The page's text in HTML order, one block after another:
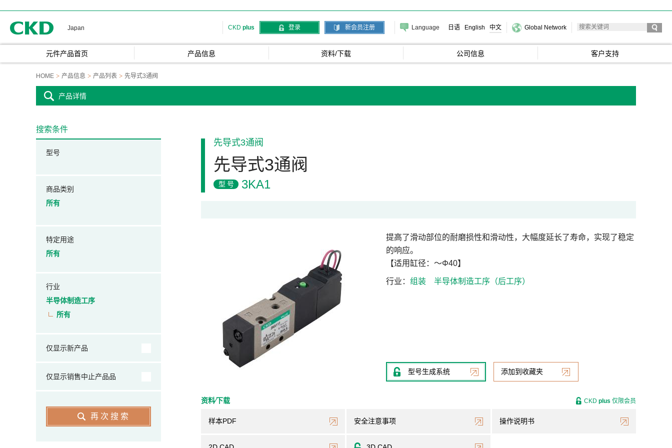
Japan CKD plus 登录 新会员注册 Language 日语 English 中文 Global Network
元件产品首页 产品信息 资料/下载 公司信息 客户支持
HOME 产品信息 产品列表 先导式3通阀
产品详情
先导式3通阀
先导式3通阀
型号 3KA1
提高了滑动部位的耐磨损性和滑动性，大幅度延长了寿命，实现了稳定
的响应。
【适用缸径：～Φ40】
行业 组装 半导体制造工序（后工序）
型号生成系统 添加到收藏夹
资料⁄下载
样本PDF 安全注意事项 操作说明书
CKD plus 仅限会员
搜索条件
型号
商品类别
所有
特定用途
所有
行业
半导体制造工序
所有
仅显示新产品
仅显示销售中止产品品
再次搜索